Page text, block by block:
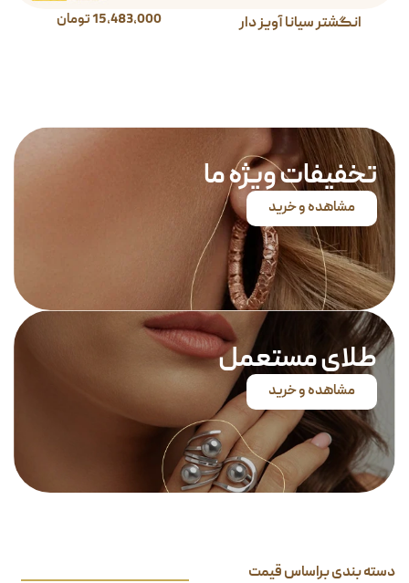
انگشتر سیانا آویز دار 15,483,000تومان
تخفیفات ویژه ما
مشاهده و خرید
طلای مستعمل
مشاهده و خرید
دسته بندی براساس قیمت